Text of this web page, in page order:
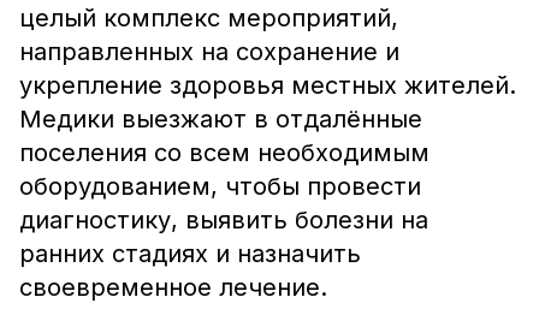
целый комплекс мероприятий,
направленных на сохранение и
укрепление здоровья местных жителей.
Медики выезжают в отдалённые
поселения со всем необходимым
оборудованием, чтобы провести
диагностику, выявить болезни на
ранних стадиях и назначить
своевременное лечение.